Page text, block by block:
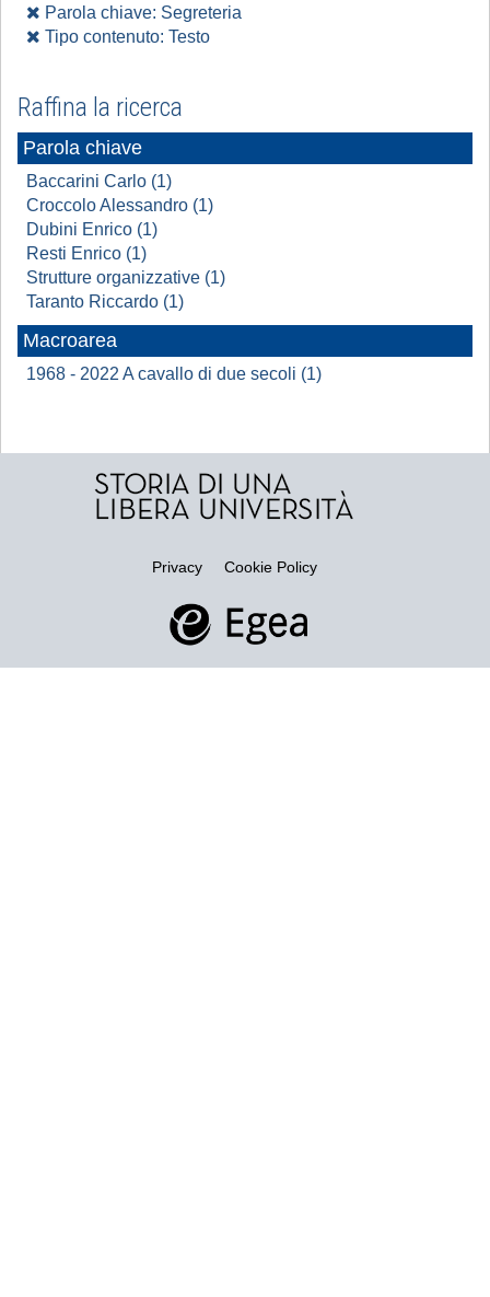
Parola chiave: Segreteria
Tipo contenuto: Testo
Raffina la ricerca
Parola chiave
Baccarini Carlo (1)
Croccolo Alessandro (1)
Dubini Enrico (1)
Resti Enrico (1)
Strutture organizzative (1)
Taranto Riccardo (1)
Macroarea
1968 - 2022 A cavallo di due secoli (1)
Privacy Cookie Policy